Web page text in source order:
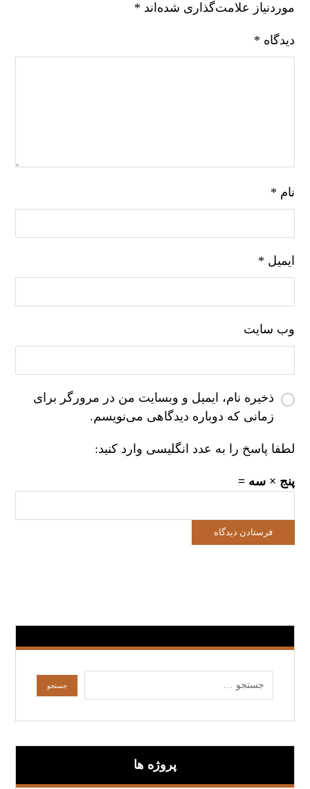
موردنیاز علامت‌گذاری شده‌اند *
دیدگاه *
نام *
ایمیل *
وب‌ سایت
ذخیره نام، ایمیل و وبسایت من در مرورگر برای
زمانی که دوباره دیدگاهی می‌نویسم.
لطفا پاسخ را به عدد انگلیسی وارد کنید:
پنج × سه =
پروژه ها